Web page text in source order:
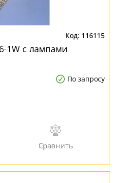
116115
1W с лампами
По запросу